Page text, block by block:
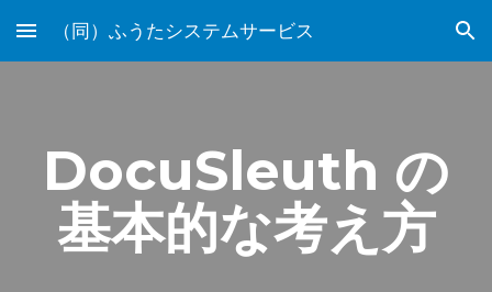
Skip to main content Skip to navigation
（同）ふうたシステムサービス
DocuSleuth の
基本的な考え方